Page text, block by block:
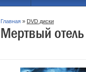
Главная » DVD диски
Мертвый